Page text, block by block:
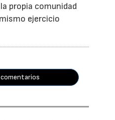
propia comunidad
ejercicio